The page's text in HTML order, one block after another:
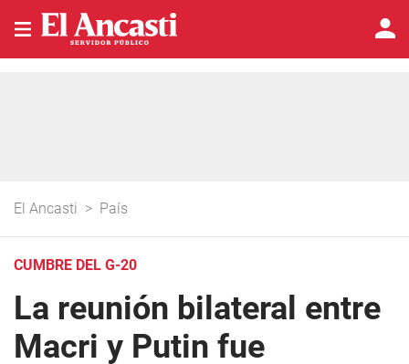
El Ancasti > País
CUMBRE DEL G-20
La reunión bilateral entre
Macri y Putin fue